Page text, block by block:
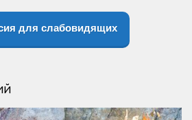
для слабовидящих